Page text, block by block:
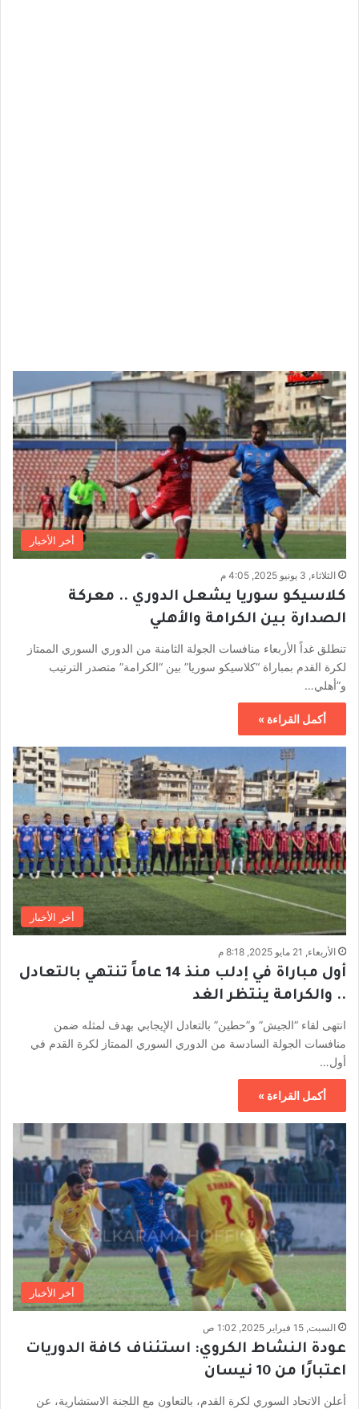
أخر الأخبار
الثلاثاء, 3 يونيو 2025, 4:05 م
كلاسيكو سوريا يشعل الدوري .. معركة
الصدارة بين الكرامة والأهلي
تنطلق غداً الأربعاء منافسات الجولة الثامنة من الدوري السوري الممتاز
لكرة القدم بمباراة “كلاسيكو سوريا” بين “الكرامة” متصدر الترتيب
و”أهلي…
أكمل القراءة »
أخر الأخبار
الأربعاء, 21 مايو 2025, 8:18 م
أول مباراة في إدلب منذ 14 عاماً تنتهي بالتعادل
.. والكرامة ينتظر الغد
انتهى لقاء “الجيش” و”حطين” بالتعادل الإيجابي بهدف لمثله ضمن
منافسات الجولة السادسة من الدوري السوري الممتاز لكرة القدم في
أول…
أكمل القراءة »
أخر الأخبار
السبت, 15 فبراير 2025, 1:02 ص
عودة النشاط الكروي: استئناف كافة الدوريات
اعتبارًا من 10 نيسان
أعلن الاتحاد السوري لكرة القدم، بالتعاون مع اللجنة الاستشارية، عن